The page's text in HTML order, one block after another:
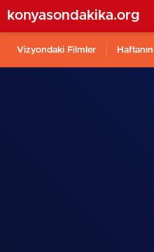
konyasondakika.org
Vizyondaki Filmler